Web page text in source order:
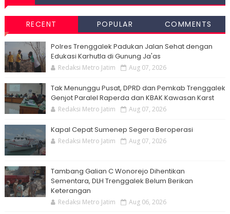
RECENT POPULAR COMMENTS
Polres Trenggalek Padukan Jalan Sehat dengan
Edukasi Karhutla di Gunung Ja'as
Redaksi Metro Jatim Aug 07, 2026
Tak Menunggu Pusat, DPRD dan Pemkab Trenggalek
Genjot Paralel Raperda dan KBAK Kawasan Karst
Redaksi Metro Jatim Aug 07, 2026
Kapal Cepat Sumenep Segera Beroperasi
Redaksi Metro Jatim Aug 07, 2026
Tambang Galian C Wonorejo Dihentikan
Sementara, DLH Trenggalek Belum Berikan
Keterangan
Redaksi Metro Jatim Aug 06, 2026